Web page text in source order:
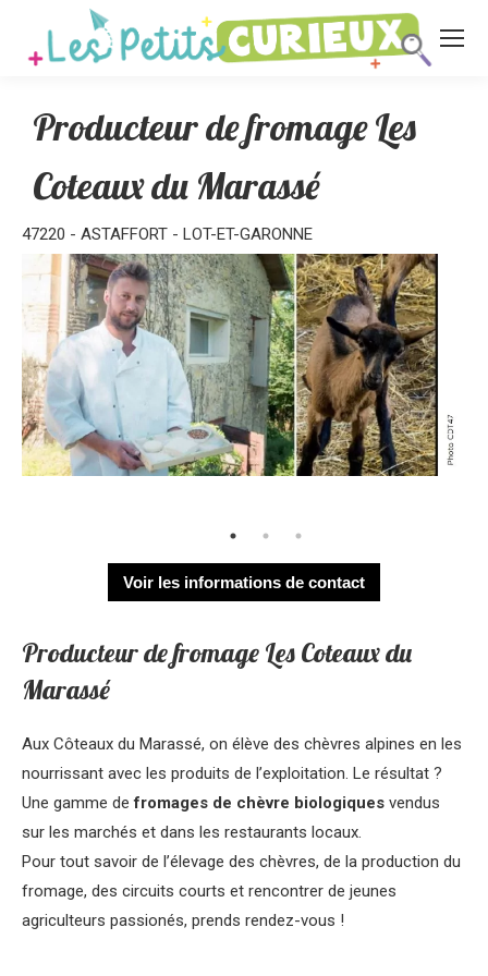
Producteur de fromage Les
Coteaux du Marassé
47220 - ASTAFFORT - LOT-ET-GARONNE
Voir les informations de contact
Producteur de fromage Les Coteaux du
Marassé
Aux Côteaux du Marassé, on élève des chèvres alpines en les
nourrissant avec les produits de l’exploitation. Le résultat ?
Une gamme defromages de chèvre biologiques vendus
sur les marchés et dans les restaurants locaux.
Pour tout savoir de l’élevage des chèvres, de la production du
fromage, des circuits courts et rencontrer de jeunes
agriculteurs passionés, prends rendez-vous !